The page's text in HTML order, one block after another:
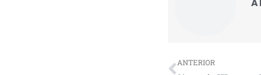
Ant
ANTERIOR